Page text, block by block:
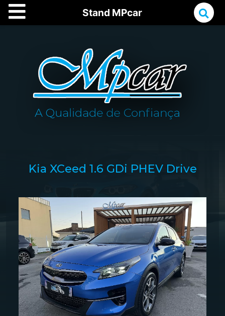
Stand MPcar
Kia XCeed 1.6 GDi PHEV Drive